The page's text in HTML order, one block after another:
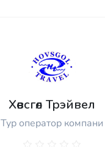
Хөвсгөл Трэйвел
Тур оператор компани